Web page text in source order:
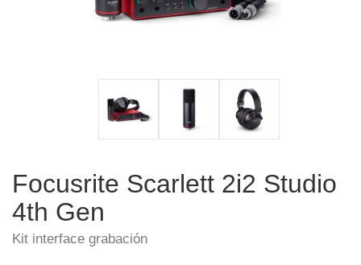
Focusrite Scarlett 2i2 Studio
4th Gen
Kit interface grabación